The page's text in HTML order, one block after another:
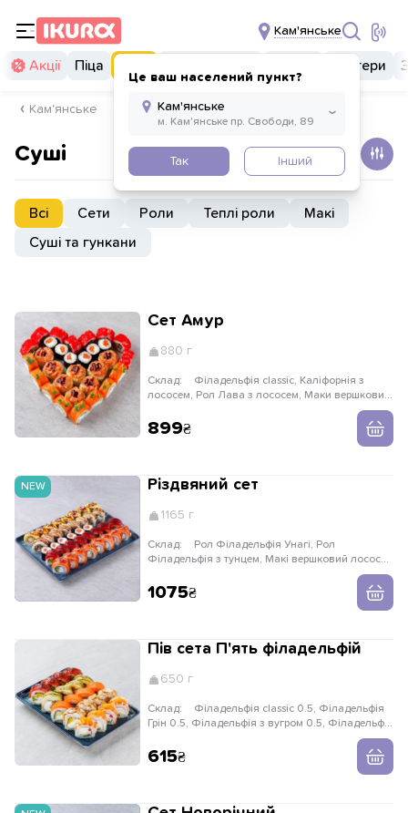
Кам'янське
Це ваш населений пункт?
Так Інший
Акції Піца Бургери
Кам'янське
Суші
Всі Сети Роли Теплі роли
Макі
Суші та гункани
Сет Амур
880 г
Склад:
лососем, Рол Лава з лососем, Маки вершковий
899
NEW Різдвяний сет
1165 г
Склад:
Філадельфія з тунцем, Макі вершковий лосось,
1075
Пів сета П'ять філадельфій
650 г
Склад:
Грін 0.5, Філадельфія з вугром 0.5, Філадельфія
615